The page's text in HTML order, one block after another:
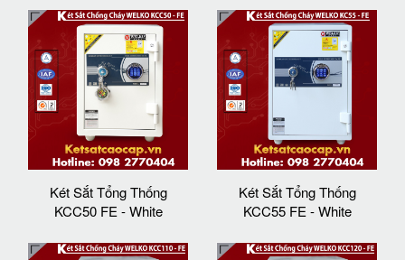
Két Sắt Tổng Thống
KCC50 FE - White
Két Sắt Tổng Thống
KCC55 FE - White